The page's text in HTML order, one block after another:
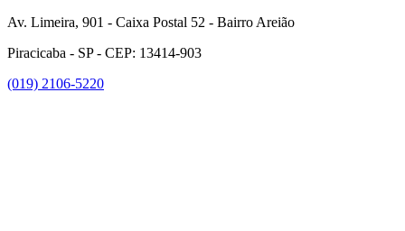
Av. Limeira, 901 - Caixa Postal 52 - Bairro Areião
Piracicaba - SP - CEP: 13414-903
(019) 2106-5220